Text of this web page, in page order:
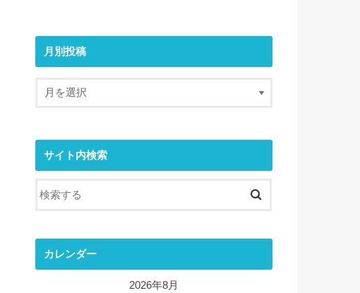
月別投稿
サイト内検索
カレンダー
2026年8月